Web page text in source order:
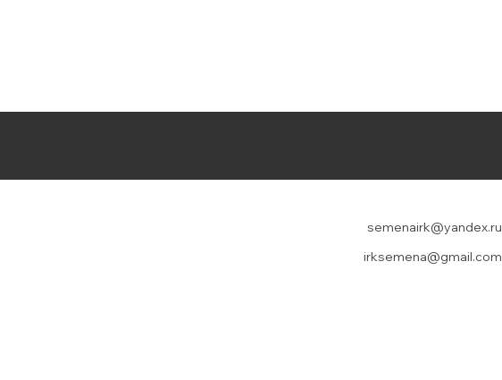
semenairk@yandex.ru
irksemena@gmail.com